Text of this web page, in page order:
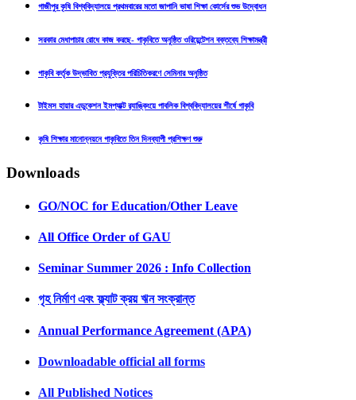
গাজীপুর কৃষি বিশ্ববিদ্যালয়ে প্রথমবারের মতো জাপানি ভাষা শিক্ষা কোর্সের শুভ উদ্বোধন
সরকার মেধাপাচার রোধে কাজ করছে- গাকৃবিতে অনুষ্ঠিত ওরিয়েন্টেশন বক্তব্যে শিক্ষামন্ত্রী
গাকৃবি কর্তৃক উদ্ভাবিত প্রযুক্তির পরিচিতিকরণে সেমিনার অনুষ্ঠিত
টাইমস হায়ার এডুকেশন ইমপ্যাক্ট র‍্যাঙ্কিংয়ে পাবলিক বিশ্ববিদ্যালয়ের শীর্ষে গাকৃবি
কৃষি শিক্ষার মানোন্নয়নে গাকৃবিতে তিন দিনব্যাপী প্রশিক্ষণ শুরু
Downloads
GO/NOC for Education/Other Leave
All Office Order of GAU
Seminar Summer 2026 : Info Collection
গৃহ নির্মাণ এবং ফ্ল্যাট ক্রয় ঋন সংক্রান্ত
Annual Performance Agreement (APA)
Downloadable official all forms
All Published Notices